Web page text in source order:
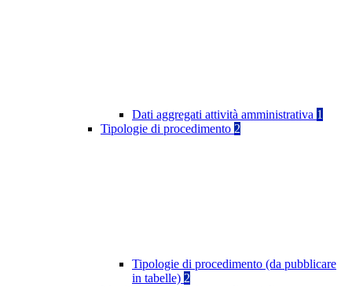
Dati aggregati attività amministrativa 1
Tipologie di procedimento 2
Tipologie di procedimento (da pubblicare
in tabelle) 2